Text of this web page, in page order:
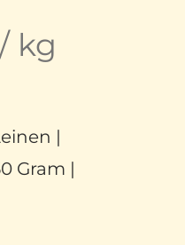
/ kg
|
Gram |